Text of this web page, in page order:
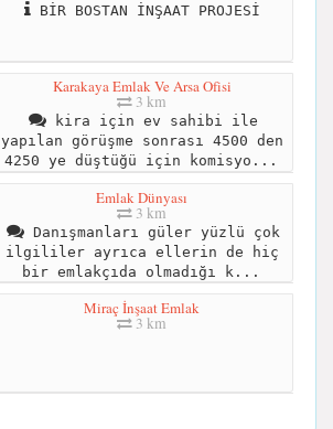
BİR BOSTAN İNŞAAT PROJESİ
Karakaya Emlak Ve Arsa Ofisi
3 km
kira için ev sahibi ile
yapılan görüşme sonrası 4500 den
4250 ye düştüğü için komisyo...
Emlak Dünyası
3 km
Danışmanları güler yüzlü çok
ilgililer ayrıca ellerin de hiç
bir emlakçıda olmadığı k...
Miraç İnşaat Emlak
3 km